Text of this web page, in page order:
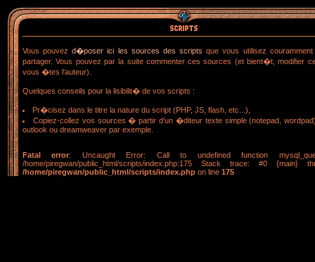
Vous pouvezd�poser ici les sources des scripts que vous utilisez
partager. Vous pouvez par la suite commenter ces sources (et bient�t, modifier
vous �tes l'auteur).
Quelques conseils pour la lisibilit� de vos scripts :
Pr�cisez dans le titre la nature du script (PHP, JS, flash, etc...),
Copiez-collez vos sources � partir d'un �diteur texte simple (notepad,
outlook ou dreamweaver par exemple.
Fatal error: Uncaught Error: Call to undefined function
/home/piregwan/public_html/scripts/index.php:175 Stack trace: #0 {main}
/home/piregwan/public_html/scripts/index.php on line 175